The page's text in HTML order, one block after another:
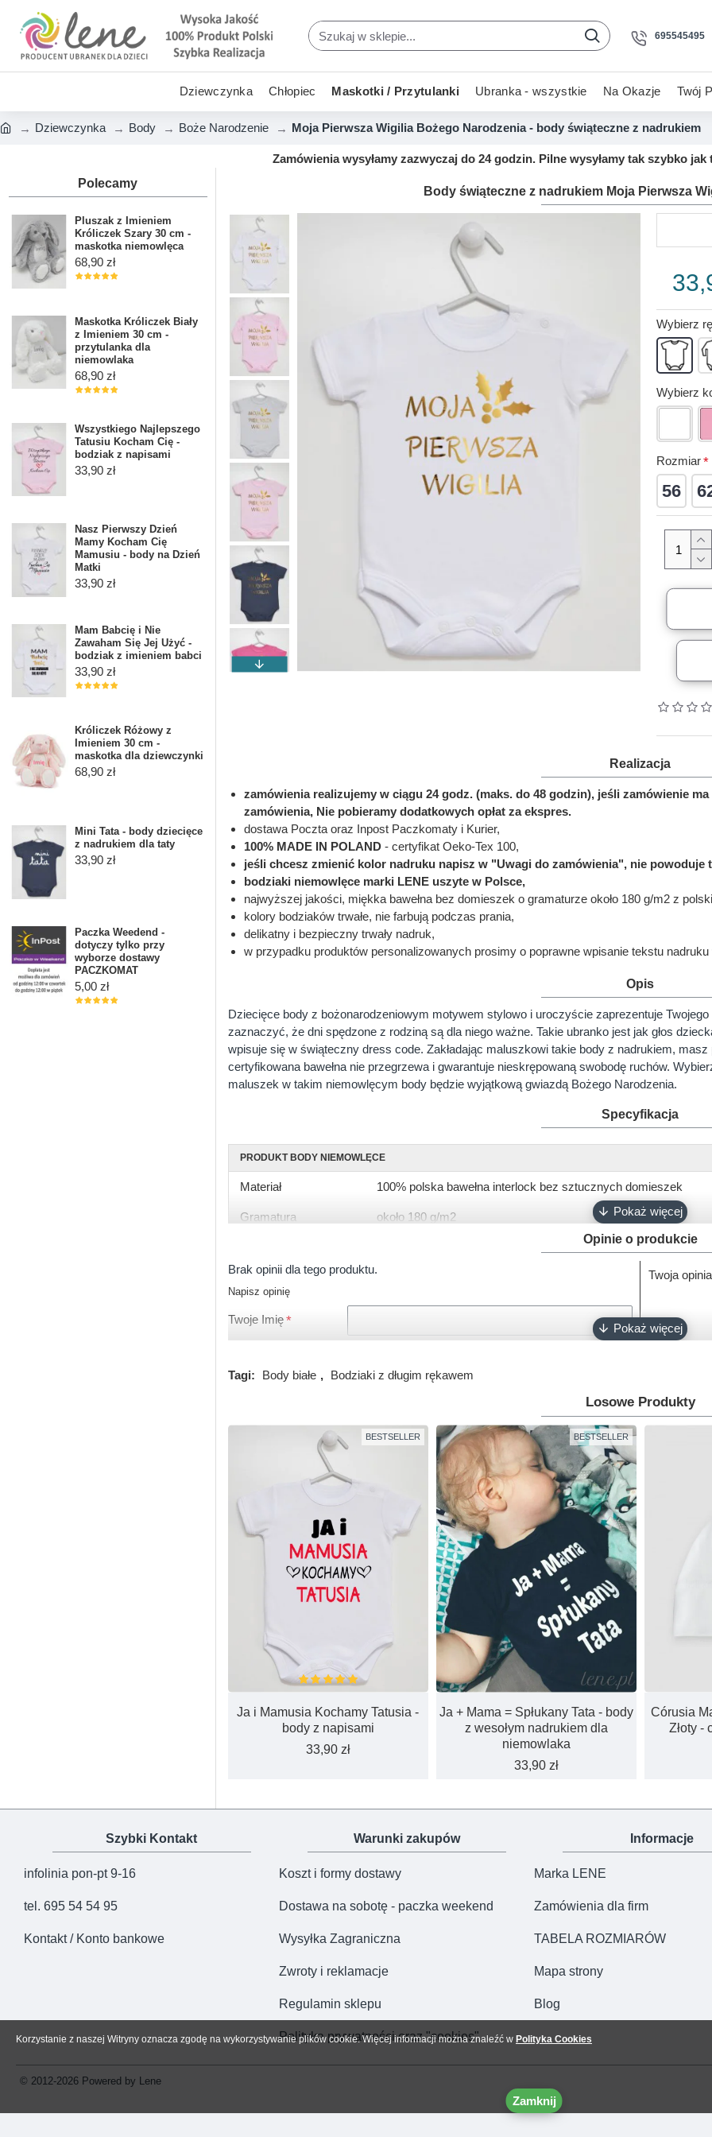
695545495
Dziewczynka Chłopiec Maskotki / Przytulanki Ubranka - wszystkie Na Okazje Twój
Dziewczynka Body Boże Narodzenie Moja Pierwsza Wigilia Bożego Narodzenia - body świąteczne z nadrukiem
Zamówienia wysyłamy zazwyczaj do 24 godzin. Pilne wysyłamy tak szybko
Polecamy
Pluszak z Imieniem
Króliczek Szary 30 cm -
maskotka niemowlęca
68,90 zł
Maskotka Króliczek Biały
z Imieniem 30 cm -
przytulanka dla
niemowlaka
68,90 zł
Wszystkiego Najlepszego
Tatusiu Kocham Cię -
bodziak z napisami
33,90 zł
Nasz Pierwszy Dzień
Mamy Kocham Cię
Mamusiu - body na Dzień
Matki
33,90 zł
Mam Babcię i Nie
Zawaham Się Jej Użyć -
bodziak z imieniem babci
33,90 zł
Króliczek Różowy z
Imieniem 30 cm -
maskotka dla dziewczynki
68,90 zł
Mini Tata - body dziecięce
z nadrukiem dla taty
33,90 zł
Paczka Weedend -
dotyczy tylko przy
wyborze dostawy
PACZKOMAT
5,00 zł
Body świąteczne z nadrukiem Moja Pierwsza
Wybierz
Wybierz
Rozmiar
56
Realizacja
zamówienia realizujemy w ciągu 24 godz. (maks. do 48 godzin), jeśli zamówienie
zamówienia, Nie pobieramy dodatkowych opłat za ekspres.
dostawa Poczta oraz Inpost Paczkomaty i Kurier,
100% MADE IN POLAND - certyfikat Oeko-Tex 100,
jeśli chcesz zmienić kolor nadruku napisz w "Uwagi do zamówienia", nie powoduje
bodziaki niemowlęce marki LENE uszyte w Polsce,
najwyższej jakości, miękka bawełna bez domieszek o gramaturze około 180 g/m2 z
kolory bodziaków trwałe, nie farbują podczas prania,
delikatny i bezpieczny trwały nadruk,
w przypadku produktów personalizowanych prosimy o poprawne wpisanie tekstu
Opis
Dziecięce body z bożonarodzeniowym motywem stylowo i uroczyście zaprezentuje
zaznaczyć, że dni spędzone z rodziną są dla niego ważne. Takie ubranko jest jak głos
wpisuje się w świąteczny dress code. Zakładając maluszkowi takie body z nadrukiem,
certyfikowana bawełna nie przegrzewa i gwarantuje nieskrępowaną swobodę ruchów.
maluszek w takim niemowlęcym body będzie wyjątkową gwiazdą Bożego Narodzenia.
Specyfikacja
PRODUKT BODY NIEMOWLĘCE
Materiał 100% polska bawełna interlock bez sztucznych domieszek
Gramatura około 180 g/m2
Rozmiary
biały, różowy, ciemny róż, błękitny, turkusowy, szary, granatowy,
Zapięcie napy bezniklowe
Certyfikat Oeko-Tex 100
Opinie o produkcie
Brak opinii dla tego produktu.
Napisz opinię
Twoje Imię
Twoja opinia
Tagi: Body białe , Bodziaki z długim rękawem
Losowe Produkty
BESTSELLER
Ja i Mamusia Kochamy Tatusia -
body z napisami
33,90 zł
BESTSELLER
Ja + Mama = Spłukany Tata - body
z wesołym nadrukiem dla
niemowlaka
33,90 zł
Córusia
Złoty -
Szybki Kontakt
infolinia pon-pt 9-16
tel. 695 54 54 95
Kontakt / Konto bankowe
Warunki zakupów
Koszt i formy dostawy
Dostawa na sobotę - paczka weekend
Wysyłka Zagraniczna
Zwroty i reklamacje
Regulamin sklepu
Polityka prywatności oraz "cookies"
Informacje
Marka LENE
Zamówienia dla firm
TABELA ROZMIARÓW
Mapa strony
Blog
© 2012-2026 Powered by Lene
Zamknij
Korzystanie z naszej Witryny oznacza zgodę na wykorzystywanie plików cookie. Więcej informacji można znaleźć w Polityka Cookies